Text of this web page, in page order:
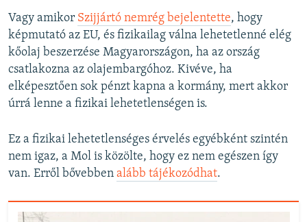
Vagy amikor Szijjártó nemrég bejelentette, hogy
képmutató az EU, és fizikailag válna lehetetlenné elég
kőolaj beszerzése Magyarországon, ha az ország
csatlakozna az olajembargóhoz. Kivéve, ha
elképesztően sok pénzt kapna a kormány, mert akkor
úrrá lenne a fizikai lehetetlenségen is.
Ez a fizikai lehetetlenséges érvelés egyébként szintén
nem igaz, a Mol is közölte, hogy ez nem egészen így
van. Erről bővebben alább tájékozódhat.